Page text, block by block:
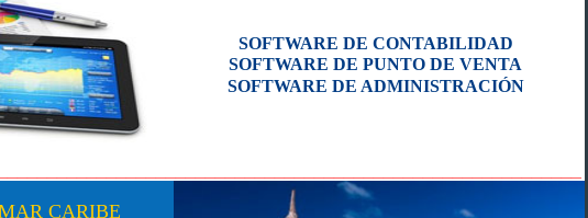
SOFTWARE DE CONTABILIDAD
SOFTWARE DE PUNTO DE VENTA
SOFTWARE DE ADMINISTRACIÓN
CARIBE